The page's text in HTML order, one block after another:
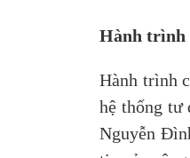
Hành trình
Hành trình
hệ thống tư
Nguyễn